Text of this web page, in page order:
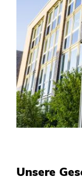
Unsere